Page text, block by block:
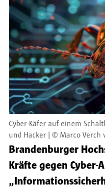
Cyber-Käfer auf einem
und Hacker
© Marco Verch
Brandenburger
Kräfte gegen